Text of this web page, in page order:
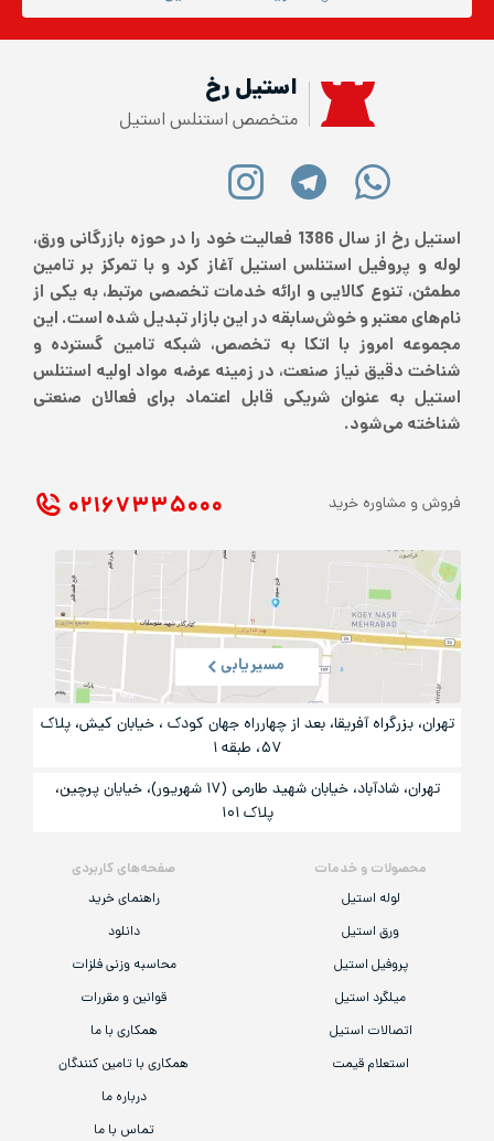
استیل رخ
متخصص استنلس استیل
استیل رخ از سال 1386 فعالیت خود را در حوزه بازرگانی ورق،
لوله و پروفیل استنلس استیل آغاز کرد و با تمرکز بر تامین
مطمئن، تنوع کالایی و ارائه خدمات تخصصی مرتبط، به یکی از
نام‌های معتبر و خوش‌سابقه در این بازار تبدیل شده است. این
مجموعه امروز با اتکا به تخصص، شبکه تامین گسترده و
شناخت دقیق نیاز صنعت، در زمینه عرضه مواد اولیه استنلس
استیل به عنوان شریکی قابل اعتماد برای فعالان صنعتی
شناخته می‌شود.
محصولات و خدمات
لوله استیل
ورق استیل
پروفیل استیل
میلگرد استیل
اتصالات استیل
استعلام قیمت
صفحه‌های کاربردی
راهنمای خرید
دانلود
محاسبه وزنی فلزات
قوانین و مقررات
همکاری با ما
همکاری با تامین کنندگان
درباره ما
تماس با ما
فروش و مشاوره خرید ۰۲۱ ۶۷۳۳۵۰۰۰
مسیریابی
تهران، بزرگراه آفریقا، بعد از چهارراه جهان کودک ، خیابان کیش، پلاک
۵۷، طبقه ۱
تهران، شادآباد، خیابان شهید طارمی (۱۷ شهریور)، خیایان پرچین،
پلاک ۱۰۱